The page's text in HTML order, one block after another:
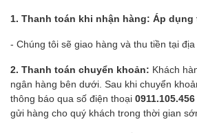
1. Thanh toán khi nhận hàng: Áp
- Chúng tôi sẽ giao hàng và thu tiền tại
2. Thanh toán chuyển khoản: Khách
ngân hàng bên dưới. Sau khi chuyển
thông báo qua số điện thoại 0911.105.456
gửi hàng cho quý khách trong thời gian